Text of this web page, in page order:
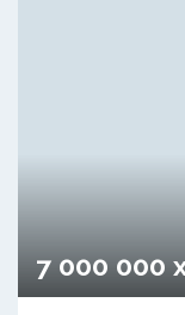
7 000 000